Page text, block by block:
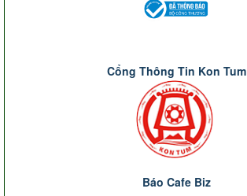
Cổng Thông Tin Kon Tum
Báo Cafe Biz